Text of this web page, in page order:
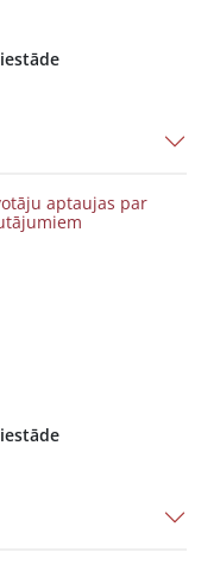
aptaujas par